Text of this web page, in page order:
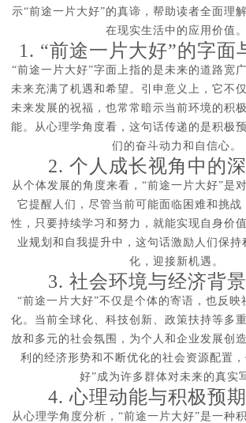
示“前途一片大好”的真谛，帮助读者全面理
在现实生活中的应用价值。
1. “前途一片大好”的字面
“前途一片大好”字面上指的是未来的道路宽
未来充满了机遇和希望。引申意义上，它不
未来发展的祝福，也常常暗示当前环境的积
能。从心理学角度看，这句话传递的是积极
们的奋斗动力和自信心。
2. 个人成长视角中的
从个体发展的角度来看，“前途一片大好”是
它提醒人们，尽管当前可能面临困难和挑战
性，只要持续学习和努力，就能实现自身价
业规划和自我提升中，这句话激励人们保持
化，迎接新机遇。
3. 社会环境与经济背
“前途一片大好”不仅是个体的寄语，也反映
化。当前全球化、科技创新、政策扶持等多
放和多元的社会氛围，为个人和企业发展创
利的经济形势和不断优化的社会资源配置
好”成为许多群体对未来的真实
4. 心理动能与积极预
从心理学角度分析，“前途一片大好”是一种